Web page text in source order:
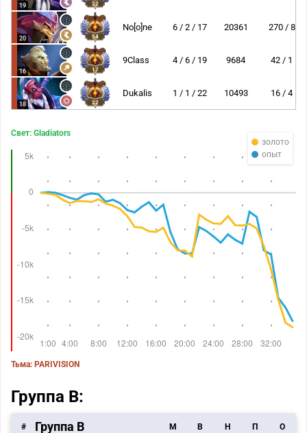
19 22
20 54
No[o]ne 6 / 2 / 17 20361 270 / 8
16 17
9Class 4 / 6 / 19 9684 42 / 1
18 22
Dukalis 1 / 1 / 22 10493 16 / 4
золото
опыт
Свет: Gladiators
Тьма: PARIVISION
Группа B:
# Группа В M В Н П О